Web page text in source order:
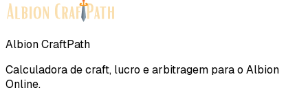
Albion CraftPath
Calculadora de craft, lucro e arbitragem para o Albion
Online.